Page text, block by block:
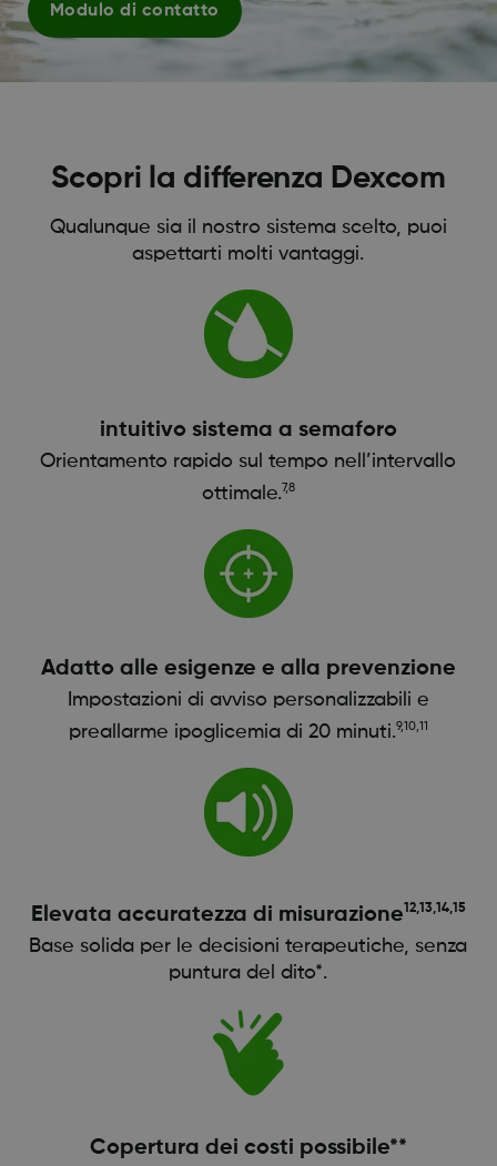
Modulo di contatto
Scopri la differenza Dexcom
Qualunque sia il nostro sistema scelto, puoi
aspettarti molti vantaggi.
intuitivo sistema a semaforo
Orientamento rapido sul tempo nell’intervallo
ottimale. 7,8
Adatto alle esigenze e alla prevenzione
Impostazioni di avviso personalizzabili e
preallarme ipoglicemia di 20 minuti.9,10,11
Elevata accuratezza di misurazione12,13,14,15
Base solida per le decisioni terapeutiche, senza
puntura del dito*.
Copertura dei costi possibile**